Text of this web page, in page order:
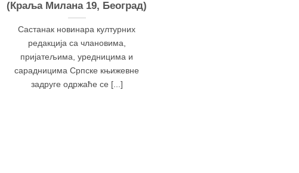
(Краља Милана 19, Београд)
Састанак новинара културних
редакција са члановима,
пријатељима, уредницима и
сарадницима Српске књижевне
задруге одржаће се [...]